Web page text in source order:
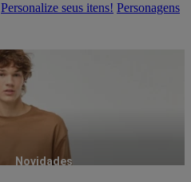
Personalize seus itens! Personagens
Novidades